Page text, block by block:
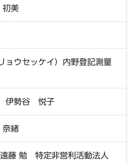
初美
ョウセッケイ）内野登記測量
伊勢谷 悦子
奈緒
遠藤 勉 特定非営利活動法人